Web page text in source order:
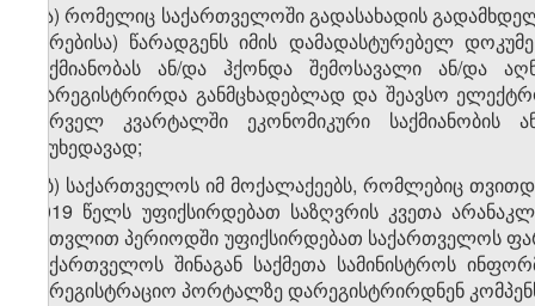
ვ.ა) რომელიც საქართველოში გადასახადის
პირებისა) წარადგენს იმის დამადასტურებელ
საქმიანობას ან/და ჰქონდა შემოსავალი ან/და
დარეგისტრირდა განმცხადებლად და შეავსო
პირველ კვარტალში ეკონომიკური საქმიანობის
მიუხედავად;
ვ.ბ) საქართველოს იმ მოქალაქეებს, რომლებიც
2019 წელს უფიქსირდებათ საზღვრის კვეთა
ჩათვლით პერიოდში უფიქსირდებათ საქართველოს
საქართველოს შინაგან საქმეთა სამინისტროს
სარეგისტრაციო პორტალზე დარეგისტრირდნენ